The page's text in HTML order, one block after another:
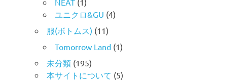
NEAT (1)
ユニクロ&GU (4)
服(ボトムス) (11)
Tomorrow Land (1)
未分類 (195)
本サイトについて (5)